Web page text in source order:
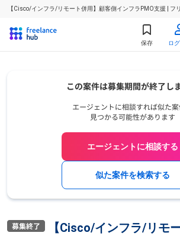
【Cisco/インフラ/リモート併用】顧客側インフラPMO支援 |
保存 ロ
エージェントに相談する
似た案件を検索する
【Cisco/インフラ/リモ